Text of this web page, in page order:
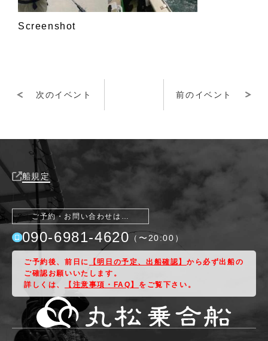
Screenshot
次のイベント 前のイベント
船規定
ご予約・お問い合わせは…
090-6981-4620 （〜 20:00 ）
ご予約後、前日に 【明日の予定、出船確認】から必ず出船の
ご確認お願いいたします。
詳しくは、
【注意事項・FAQ】 をご覧下さい。